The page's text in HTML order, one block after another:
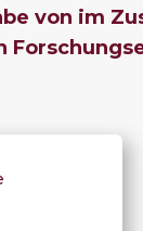
von im